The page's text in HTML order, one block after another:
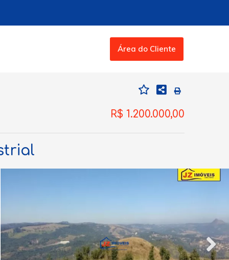
Área do Cliente
R$ 1.200.000,00